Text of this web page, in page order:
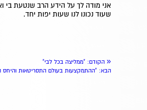
אני מודה לך על הידע הרב שנטעת בי
שעוד נכונו לנו שעות יפות יחד.
« הקודם: "ממליצה בכל לבי"
הבא: "ההתמקצעות בעולם התסריטאות והיחס